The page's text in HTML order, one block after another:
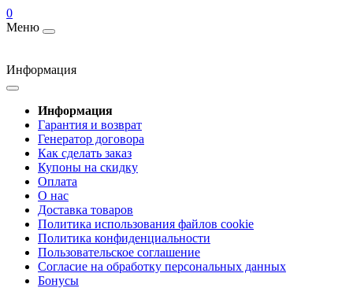
0
Меню
Информация
Информация
Гарантия и возврат
Генератор договора
Как сделать заказ
Купоны на скидку
Оплата
О нас
Доставка товаров
Политика использования файлов cookie
Политика конфиденциальности
Пользовательское соглашение
Согласие на обработку персональных данных
Бонусы